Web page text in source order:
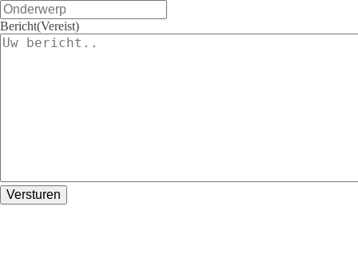
Bericht(Vereist)
Versturen